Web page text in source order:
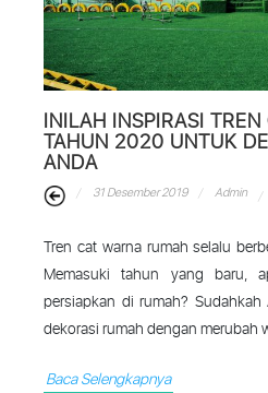
INILAH INSPIRASI
TAHUN 2020 UNTUK
ANDA
31 Desember 2019 Admin
Tren cat warna rumah selalu
Memasuki tahun yang baru,
persiapkan di rumah?
dekorasi rumah dengan merubah
Baca Selengkapnya